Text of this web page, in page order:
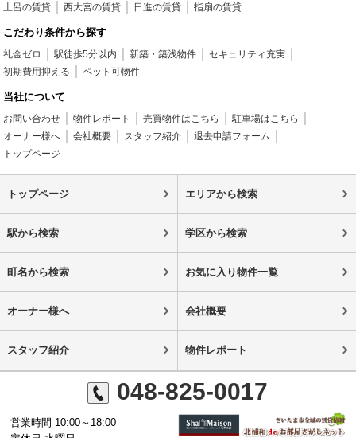
土呂の賃貸
西大宮の賃貸 日進の賃貸 指扇の賃貸
こだわり条件から探す
礼金ゼロ 駅徒歩5分以内 新築・築浅物件
セキュリティ充実
初期費用抑える
ペット可物件
当社について
お問い合わせ 物件レポート 売買物件はこちら
駐車場はこちら
オーナー様へ
会社概要 スタッフ紹介
退去申請フォーム
トップページ
トップページ エリアから検索
駅から検索 学区から検索
町名から検索 お気に入り物件一覧
オーナー様へ 会社概要
スタッフ紹介 物件レポート
048-825-0017
営業時間 10:00～18:00